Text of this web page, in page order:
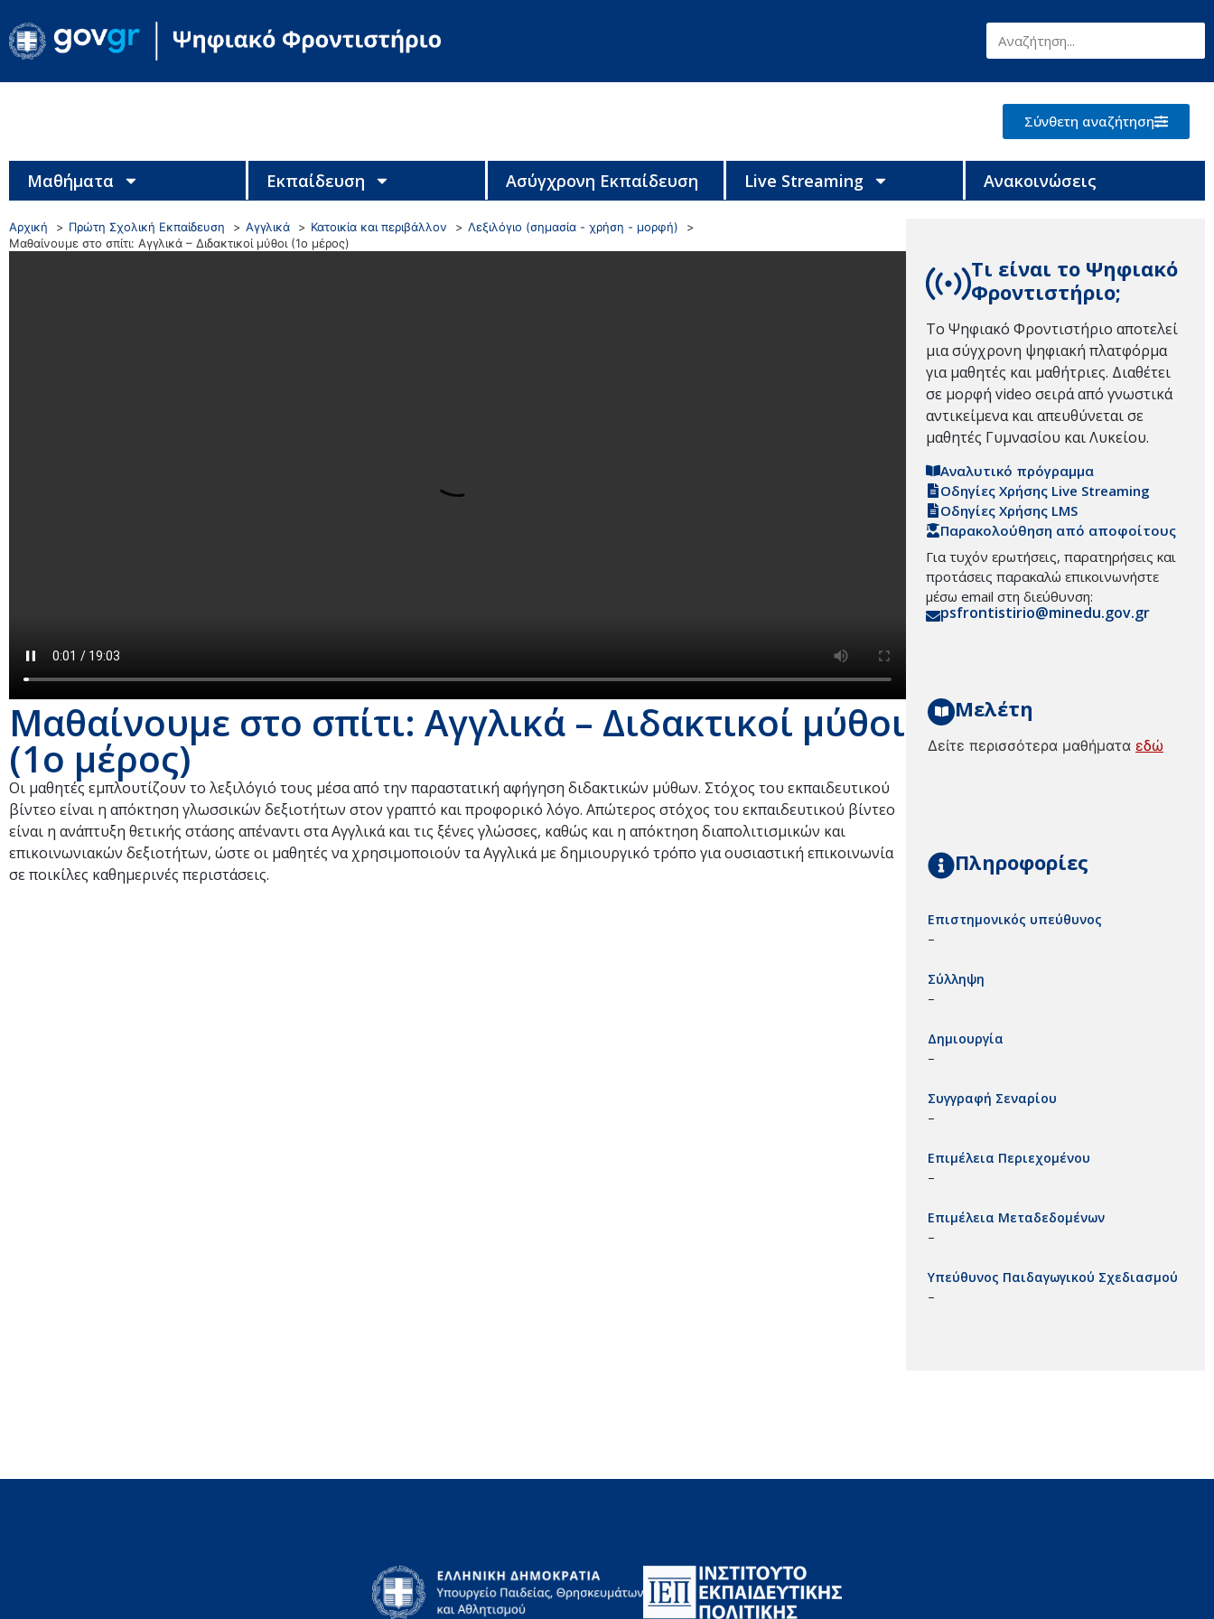
Σύνθετη αναζήτηση
Μαθήματα Εκπαίδευση Ασύγχρονη Εκπαίδευση Live Streaming Ανακοινώσεις
Αρχική Πρώτη Σχολική Εκπαίδευση Αγγλικά Κατοικία και περιβάλλον
Λεξιλόγιο (σημασία - χρήση - μορφή)
Μαθαίνουμε στο σπίτι: Αγγλικά – Διδακτικοί μύθοι (1ο μέρος)
Μαθαίνουμε στο σπίτι: Αγγλικά – Διδακτικοί μύθοι
(1ο μέρος)
Οι μαθητές εμπλουτίζουν το λεξιλόγιό τους μέσα από την παραστατική αφήγηση διδακτικών μύθων. Στόχος του εκπαιδευτικού
βίντεο είναι η απόκτηση γλωσσικών δεξιοτήτων στον γραπτό και προφορικό λόγο. Απώτερος στόχος του εκπαιδευτικού βίντεο
είναι η ανάπτυξη θετικής στάσης απέναντι στα Αγγλικά και τις ξένες γλώσσες, καθώς και η απόκτηση διαπολιτισμικών και
επικοινωνιακών δεξιοτήτων, ώστε οι μαθητές να χρησιμοποιούν τα Αγγλικά με δημιουργικό τρόπο για ουσιαστική επικοινωνία
σε ποικίλες καθημερινές περιστάσεις.
Τι είναι το Ψηφιακό
Φροντιστήριο;
Το Ψηφιακό Φροντιστήριο αποτελεί
μια σύγχρονη ψηφιακή πλατφόρμα
για μαθητές και μαθήτριες. Διαθέτει
σε μορφή video σειρά από γνωστικά
αντικείμενα και απευθύνεται σε
μαθητές Γυμνασίου και Λυκείου.
Αναλυτικό πρόγραμμα
Οδηγίες Χρήσης Live Streaming
Οδηγίες Χρήσης LMS
Παρακολούθηση από αποφοίτους
Για τυχόν ερωτήσεις, παρατηρήσεις και
προτάσεις παρακαλώ επικοινωνήστε
μέσω email στη διεύθυνση:
psfrontistirio@minedu.gov.gr
Μελέτη
Δείτε περισσότερα μαθήματα εδώ
Πληροφορίες
Επιστημονικός υπεύθυνος
–
Σύλληψη
–
Δημιουργία
–
Συγγραφή Σεναρίου
–
Επιμέλεια Περιεχομένου
–
Επιμέλεια Μεταδεδομένων
–
Υπεύθυνος Παιδαγωγικού Σχεδιασμού
–